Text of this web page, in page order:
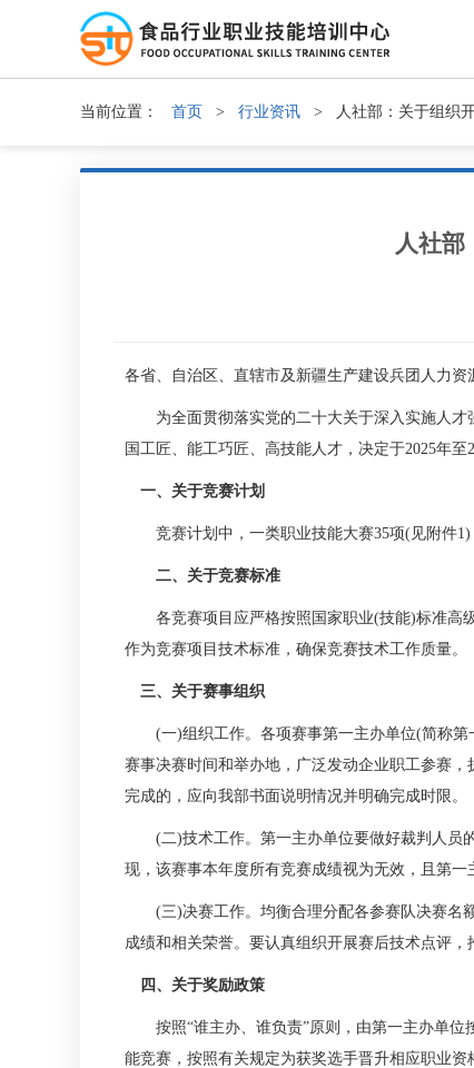
当前位置： 首页 > 行业资讯 > 人社部：关于组织
人社部
各省、自治区、直辖市及新疆生产建设兵团人力
为全面贯彻落实党的二十大关于深入实施人才
国工匠、能工巧匠、高技能人才，决定于2025年
一、关于竞赛计划
竞赛计划中，一类职业技能大赛35项(见附件1)
二、关于竞赛标准
各竞赛项目应严格按照国家职业(技能)标准高级
作为竞赛项目技术标准，确保竞赛技术工作质量。
三、关于赛事组织
(一)组织工作。各项赛事第一主办单位(简称第
赛事决赛时间和举办地，广泛发动企业职工参赛
完成的，应向我部书面说明情况并明确完成时限。
(二)技术工作。第一主办单位要做好裁判人员的
现，该赛事本年度所有竞赛成绩视为无效，且第一
(三)决赛工作。均衡合理分配各参赛队决赛名额
成绩和相关荣誉。要认真组织开展赛后技术点评
四、关于奖励政策
按照“谁主办、谁负责”原则，由第一主办单位
能竞赛，按照有关规定为获奖选手晋升相应职业